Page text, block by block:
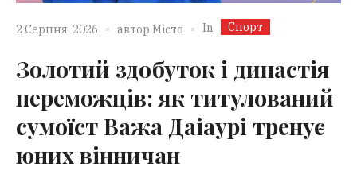
2 Серпня, 2026 автор Місто In Спорт
Золотий здобуток і династія
переможців: як титулований
сумоїст Важа Даіаурі тренує
юних вінничан